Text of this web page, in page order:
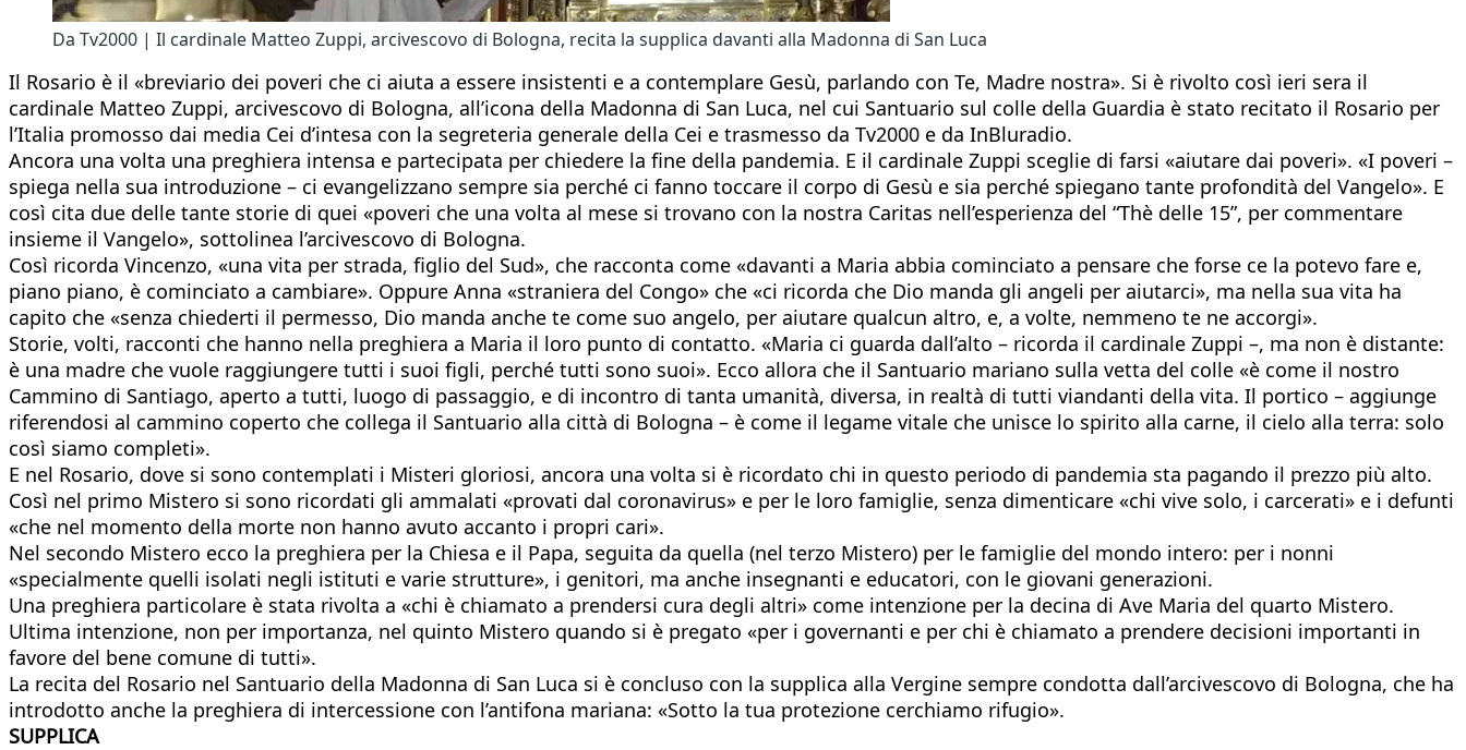
Da Tv2000 | Il cardinale Matteo Zuppi, arcivescovo di Bologna, recita la supplica davanti alla Madonna di San Luca
Il Rosario è il «breviario dei poveri che ci aiuta a essere insistenti e a contemplare Gesù, parlando con Te, Madre nostra». Si è rivolto così ieri sera il
cardinale Matteo Zuppi, arcivescovo di Bologna, all’icona della Madonna di San Luca, nel cui Santuario sul colle della Guardia è stato recitato il Rosario per
l’Italia promosso dai media Cei d’intesa con la segreteria generale della Cei e trasmesso da Tv2000 e da InBluradio.
Ancora una volta una preghiera intensa e partecipata per chiedere la fine della pandemia. E il cardinale Zuppi sceglie di farsi «aiutare dai poveri». «I poveri –
spiega nella sua introduzione – ci evangelizzano sempre sia perché ci fanno toccare il corpo di Gesù e sia perché spiegano tante profondità del Vangelo». E
così cita due delle tante storie di quei «poveri che una volta al mese si trovano con la nostra Caritas nell’esperienza del “Thè delle 15”, per commentare
insieme il Vangelo», sottolinea l’arcivescovo di Bologna.
Così ricorda Vincenzo, «una vita per strada, figlio del Sud», che racconta come «davanti a Maria abbia cominciato a pensare che forse ce la potevo fare e,
piano piano, è cominciato a cambiare». Oppure Anna «straniera del Congo» che «ci ricorda che Dio manda gli angeli per aiutarci», ma nella sua vita ha
capito che «senza chiederti il permesso, Dio manda anche te come suo angelo, per aiutare qualcun altro, e, a volte, nemmeno te ne accorgi».
Storie, volti, racconti che hanno nella preghiera a Maria il loro punto di contatto. «Maria ci guarda dall’alto – ricorda il cardinale Zuppi –, ma non è distante:
è una madre che vuole raggiungere tutti i suoi figli, perché tutti sono suoi». Ecco allora che il Santuario mariano sulla vetta del colle «è come il nostro
Cammino di Santiago, aperto a tutti, luogo di passaggio, e di incontro di tanta umanità, diversa, in realtà di tutti viandanti della vita. Il portico – aggiunge
riferendosi al cammino coperto che collega il Santuario alla città di Bologna – è come il legame vitale che unisce lo spirito alla carne, il cielo alla terra: solo
così siamo completi».
E nel Rosario, dove si sono contemplati i Misteri gloriosi, ancora una volta si è ricordato chi in questo periodo di pandemia sta pagando il prezzo più alto.
Così nel primo Mistero si sono ricordati gli ammalati «provati dal coronavirus» e per le loro famiglie, senza dimenticare «chi vive solo, i carcerati» e i defunti
«che nel momento della morte non hanno avuto accanto i propri cari».
Nel secondo Mistero ecco la preghiera per la Chiesa e il Papa, seguita da quella (nel terzo Mistero) per le famiglie del mondo intero: per i nonni
«specialmente quelli isolati negli istituti e varie strutture», i genitori, ma anche insegnanti e educatori, con le giovani generazioni.
Una preghiera particolare è stata rivolta a «chi è chiamato a prendersi cura degli altri» come intenzione per la decina di Ave Maria del quarto Mistero.
Ultima intenzione, non per importanza, nel quinto Mistero quando si è pregato «per i governanti e per chi è chiamato a prendere decisioni importanti in
favore del bene comune di tutti».
La recita del Rosario nel Santuario della Madonna di San Luca si è concluso con la supplica alla Vergine sempre condotta dall’arcivescovo di Bologna, che ha
introdotto anche la preghiera di intercessione con l’antifona mariana: «Sotto la tua protezione cerchiamo rifugio».
SUPPLICA